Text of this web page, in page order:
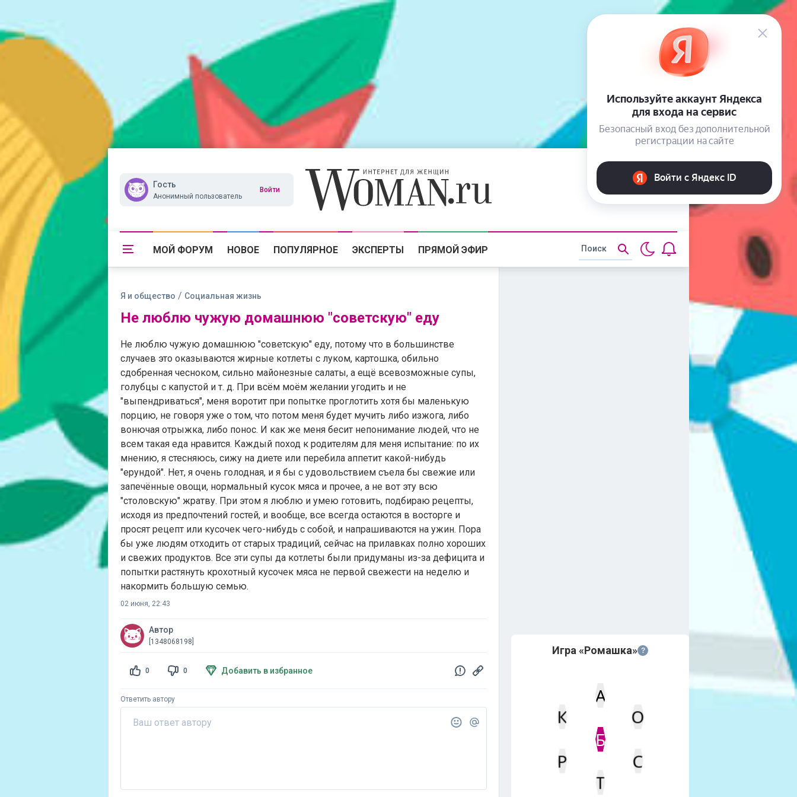
Гость
Анонимный пользователь
Войти
МОЙ ФОРУМ НОВОЕ ПОПУЛЯРНОЕ ЭКСПЕРТЫ ПРЯМОЙ ЭФИР
Я и общество / Социальная жизнь
Не люблю чужую домашнюю "советскую" еду
Не люблю чужую домашнюю "советскую" еду, потому что в большинстве
случаев это оказываются жирные котлеты с луком, картошка, обильно
сдобренная чесноком, сильно майонезные салаты, а ещё всевозможные супы,
голубцы с капустой и т. д. При всём моём желании угодить и не
"выпендриваться", меня воротит при попытке проглотить хотя бы маленькую
порцию, не говоря уже о том, что потом меня будет мучить либо изжога, либо
вонючая отрыжка, либо понос. И как же меня бесит непонимание людей, что не
всем такая еда нравится. Каждый поход к родителям для меня испытание: по их
мнению, я стесняюсь, сижу на диете или перебила аппетит какой-нибудь
"ерундой". Нет, я очень голодная, и я бы с удовольствием съела бы свежие или
запечённые овощи, нормальный кусок мяса и прочее, а не вот эту всю
"столовскую" жратву. При этом я люблю и умею готовить, подбираю рецепты,
исходя из предпочтений гостей, и вообще, все всегда остаются в восторге и
просят рецепт или кусочек чего-нибудь с собой, и напрашиваются на ужин. Пора
бы уже людям отходить от старых традиций, сейчас на прилавках полно хороших
и свежих продуктов. Все эти супы да котлеты были придуманы из-за дефицита и
попытки растянуть крохотный кусочек мяса не первой свежести на неделю и
накормить большую семью.
02 июня, 22:43
Автор
[1348068198]
0 0 Добавить в избранное
Ответить автору
Игра «Ромашка» ?
Мин. кол-во очков
Б
А
К
О
Р
С
Т